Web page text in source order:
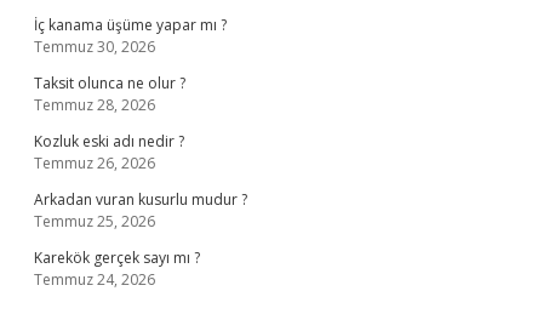
İç kanama üşüme yapar mı ?
Temmuz 30, 2026
Taksit olunca ne olur ?
Temmuz 28, 2026
Kozluk eski adı nedir ?
Temmuz 26, 2026
Arkadan vuran kusurlu mudur ?
Temmuz 25, 2026
Karekök gerçek sayı mı ?
Temmuz 24, 2026